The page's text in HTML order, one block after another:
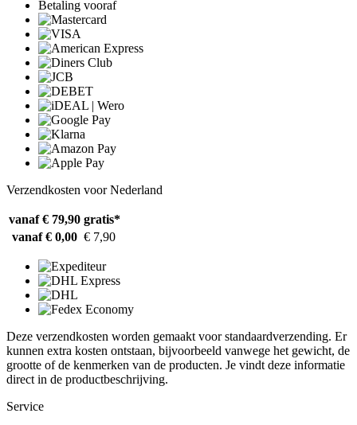
Betaling vooraf
Verzendkosten voor Nederland
vanaf € 79,90 gratis*
vanaf € 0,00 € 7,90
Deze verzendkosten worden gemaakt voor standaardverzending. Er
kunnen extra kosten ontstaan, bijvoorbeeld vanwege het gewicht, de
grootte of de kenmerken van de producten. Je vindt deze informatie
direct in de productbeschrijving.
Service